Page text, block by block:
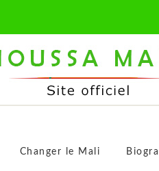
Changer le Mali